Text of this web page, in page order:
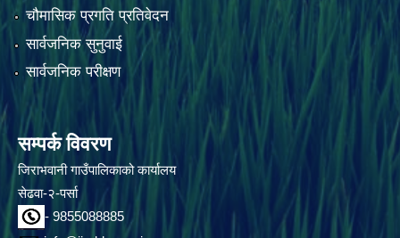
चौमासिक प्रगति प्रतिवेदन
सार्वजनिक सुनुवाई
सार्वजनिक परीक्षण
सम्पर्क विवरण
जिराभवानी गाउँपालिकाको कार्यालय
सेढवा-२-पर्सा
- 9855088885